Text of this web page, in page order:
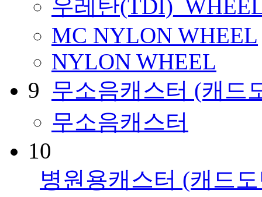
우레탄
MC NYLON WHEEL
NYLON WHEEL
9 무소음캐스터 (캐드
무소음캐스터
10
병원용캐스터 (캐드